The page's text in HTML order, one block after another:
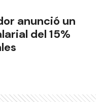
anunció un
del 15%